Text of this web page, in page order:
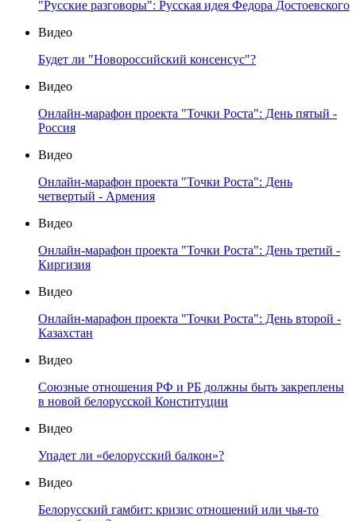
"Русские разговоры": Русская идея Федора Достоевского
Видео
Будет ли "Новороссийский консенсус"?
Видео
Онлайн-марафон проекта "Точки Роста": День пятый -
Россия
Видео
Онлайн-марафон проекта "Точки Роста": День
четвертый - Армения
Видео
Онлайн-марафон проекта "Точки Роста": День третий -
Киргизия
Видео
Онлайн-марафон проекта "Точки Роста": День второй -
Казахстан
Видео
Союзные отношения РФ и РБ должны быть закреплены
в новой белорусской Конституции
Видео
Упадет ли «белорусский балкон»?
Видео
Белорусский гамбит: кризис отношений или чья-то